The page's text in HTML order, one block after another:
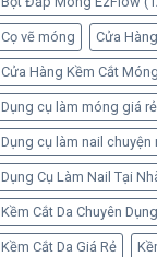
Cọ vẽ móng Cửa
Cửa Hàng Kềm Cắt
Dụng cụ làm móng giá rẻ
Dụng cụ làm nail chuyện
Dụng Cụ Làm Nail Tại
Kềm Cắt Da Chuyên Dụng
Kềm Cắt Da Giá Rẻ